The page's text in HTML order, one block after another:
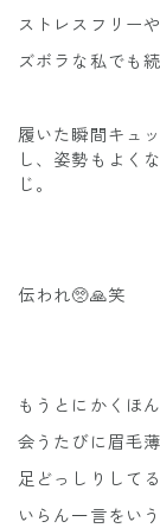
ストレスフリー
ズボラな私でも
履いた瞬間キュ
し、姿勢もよく
じ。
伝われ🥺🙏笑
もうとにかくほ
会うたびに眉毛
足どっしりして
いらん一言をい